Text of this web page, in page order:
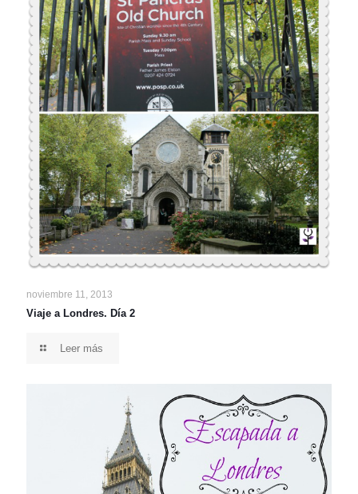
noviembre 11, 2013
Viaje a Londres. Día 2
Leer más